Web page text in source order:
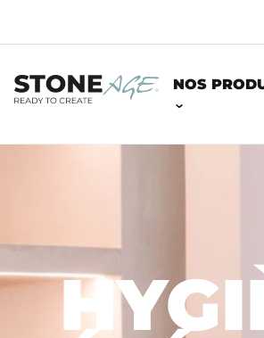
L'HÔTELLERIE ET LE COMMERCE
NOS